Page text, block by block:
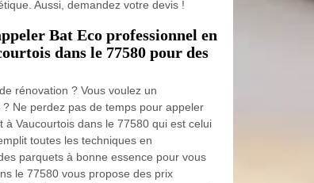
Aussi, demandez votre devis !
Bat Eco professionnel en
dans le 77580 pour des
rénovation ? Vous voulez un
Ne perdez pas de temps pour appeler
Vaucourtois dans le 77580 qui est celui
toutes les techniques en
parquets à bonne essence pour vous
le 77580 vous propose des prix